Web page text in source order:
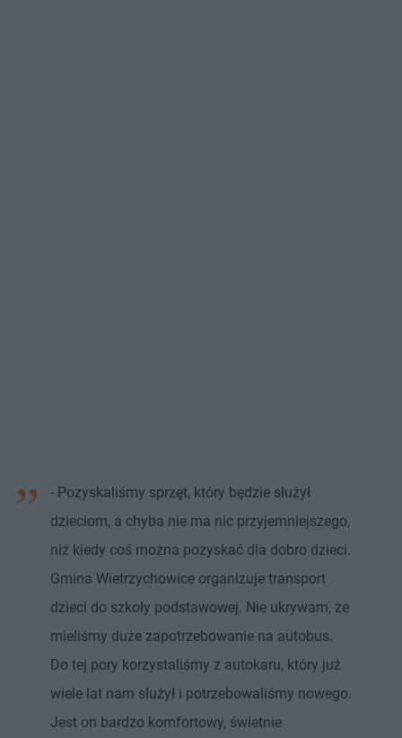
- Pozyskaliśmy sprzęt, który będzie służył
dzieciom, a chyba nie ma nic przyjemniejszego,
niż kiedy coś można pozyskać dla dobro dzieci.
Gmina Wietrzychowice organizuje transport
dzieci do szkoły podstawowej. Nie ukrywam, że
mieliśmy duże zapotrzebowanie na autobus.
Do tej pory korzystaliśmy z autokaru, który już
wiele lat nam służył i potrzebowaliśmy nowego.
Jest on bardzo komfortowy, świetnie